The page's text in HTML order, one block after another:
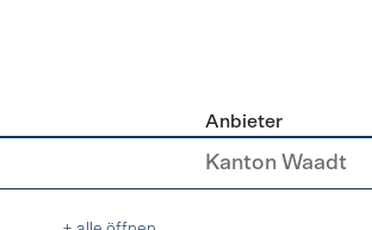
Anbieter
Kanton Waadt